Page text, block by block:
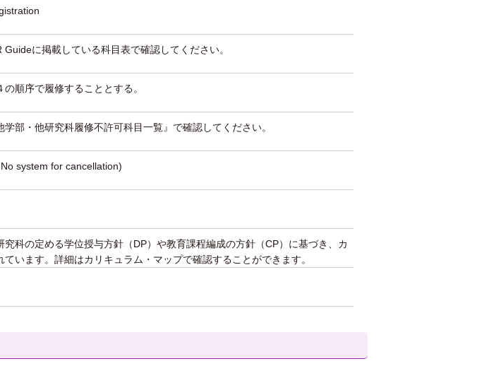
に掲載している科目表で確認してください。
順序で履修することとする。
部・他研究科履修不許可科目一覧』で確認してください。
system for cancellation)
究科の定める学位授与方針（DP）や教育課程編成の方針（CP）に基づき、カ
ています。詳細はカリキュラム・マップで確認することができます。